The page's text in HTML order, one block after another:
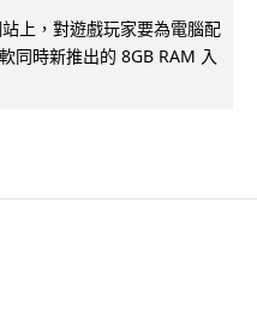
上，對遊戲玩家要為電腦配
同時新推出的 8GB RAM 入